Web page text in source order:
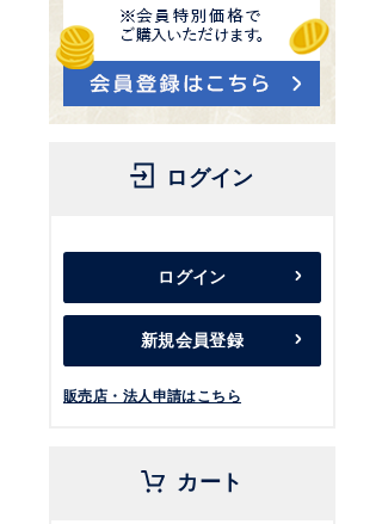
ログイン
ログイン
新規会員登録
販売店・法人申請はこちら
カート